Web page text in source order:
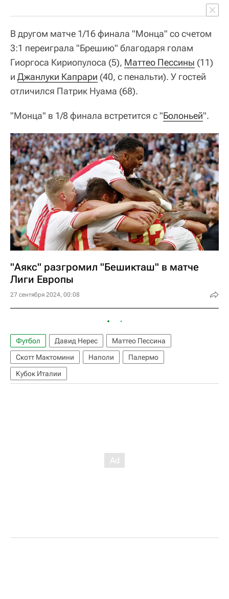
В другом матче 1/16 финала "Монца" со счетом
3:1 переиграла "Брешию" благодаря голам
Гиоргоса Кириопулоса (5), Маттео Пессины (11)
и Джанлуки Капрари (40, с пенальти). У гостей
отличился Патрик Нуама (68).
"Монца" в 1/8 финала встретится с "Болоньей".
"Аякс" разгромил "Бешикташ" в матче
Лиги Европы
27 сентября 2024, 00:08
Футбол Давид Нерес
Маттео Пессина
Скотт Мактомини
Наполи
Палермо
Кубок Италии